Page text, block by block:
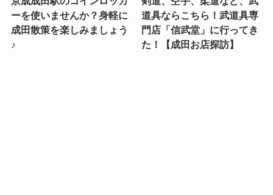
ーを使いませんか？身軽に
成田散策を楽しみましょう
♪
道具ならこちら！武道具専
門店「信武堂」に行ってき
た！【成田お店探訪】